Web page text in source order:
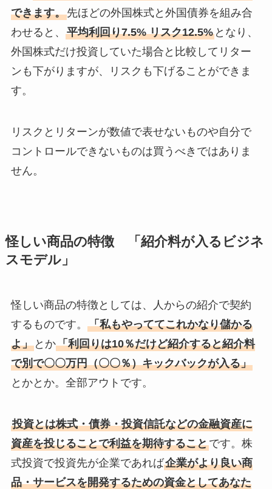
できます。先ほどの外国株式と外国債券を組み合
わせると、 平均利回り7.5% リスク12.5%となり、
外国株式だけ投資していた場合と比較してリター
ンも下がりますが、リスクも下げることができま
す。
リスクとリターンが数値で表せないものや自分で
コントロールできないものは買うべきではありま
せん。
怪しい商品の特徴 「紹介料が入るビジネ
スモデル」
怪しい商品の特徴としては、人からの紹介で契約
するものです。 「私もやっててこれかなり儲かる
よ」とか「利回りは10％だけど紹介すると紹介料
で別で〇〇万円（〇〇％）キックバックが入る」
とかとか。全部アウトです。
投資とは株式・債券・投資信託などの金融資産に
資産を投じることで利益を期待することです。株
式投資で投資先が企業であれば企業がより良い商
品・サービスを開発するための資金としてあなた